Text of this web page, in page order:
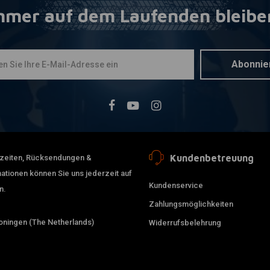
WESTCO
10 A,
€143,78
auf dem Laufenden
Rücksendungen &
können Sie uns jederzeit auf
(The Netherlands)
Kundenbetreuung
Kundenservice
Zahlungsmöglichkeiten
Widerrufsbelehrung